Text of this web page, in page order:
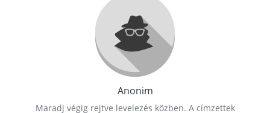
Anonim
Maradj végig rejtve levelezés közben. A címzettek